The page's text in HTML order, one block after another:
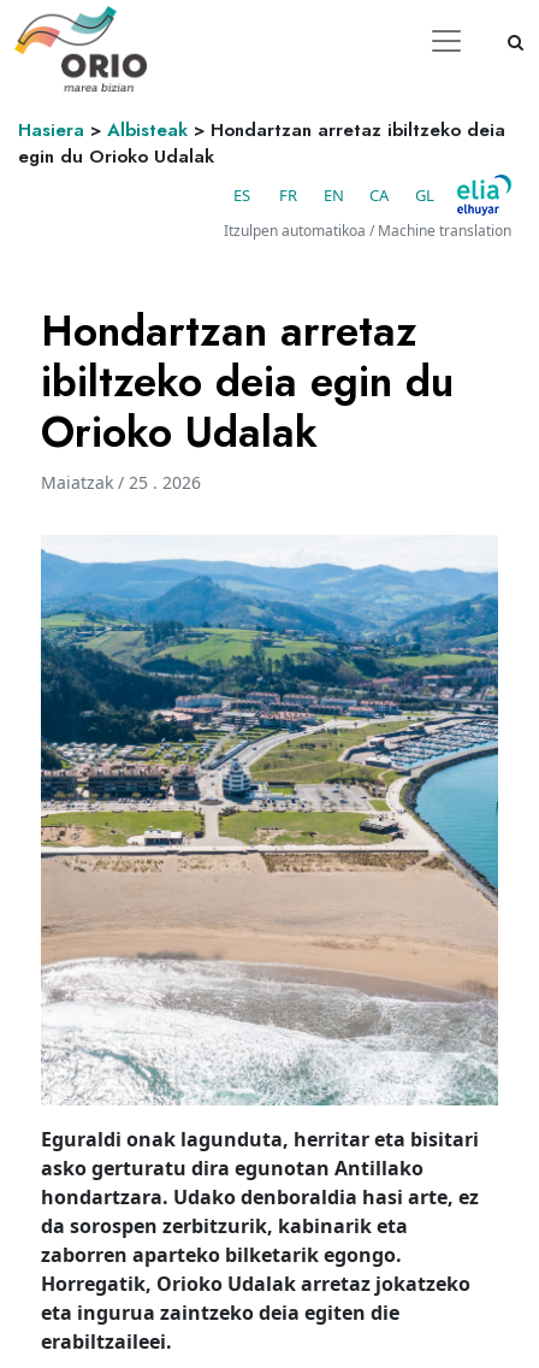
Hasiera > Albisteak > Hondartzan arretaz ibiltzeko deia
egin du Orioko Udalak
ES FR EN CA GL
Itzulpen automatikoa / Machine translation
Hondartzan arretaz
ibiltzeko deia egin du
Orioko Udalak
Maiatzak / 25 . 2026
Eguraldi onak lagunduta, herritar eta bisitari
asko gerturatu dira egunotan Antillako
hondartzara. Udako denboraldia hasi arte, ez
da sorospen zerbitzurik, kabinarik eta
zaborren aparteko bilketarik egongo.
Horregatik, Orioko Udalak arretaz jokatzeko
eta ingurua zaintzeko deia egiten die
erabiltzaileei.